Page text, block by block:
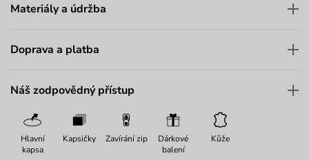
Materiály a údržba
Doprava a platba
Náš zodpovědný přístup
Hlavní
kapsa
Kapsičky Zavírání zip
Dárkové
balení
Kůže